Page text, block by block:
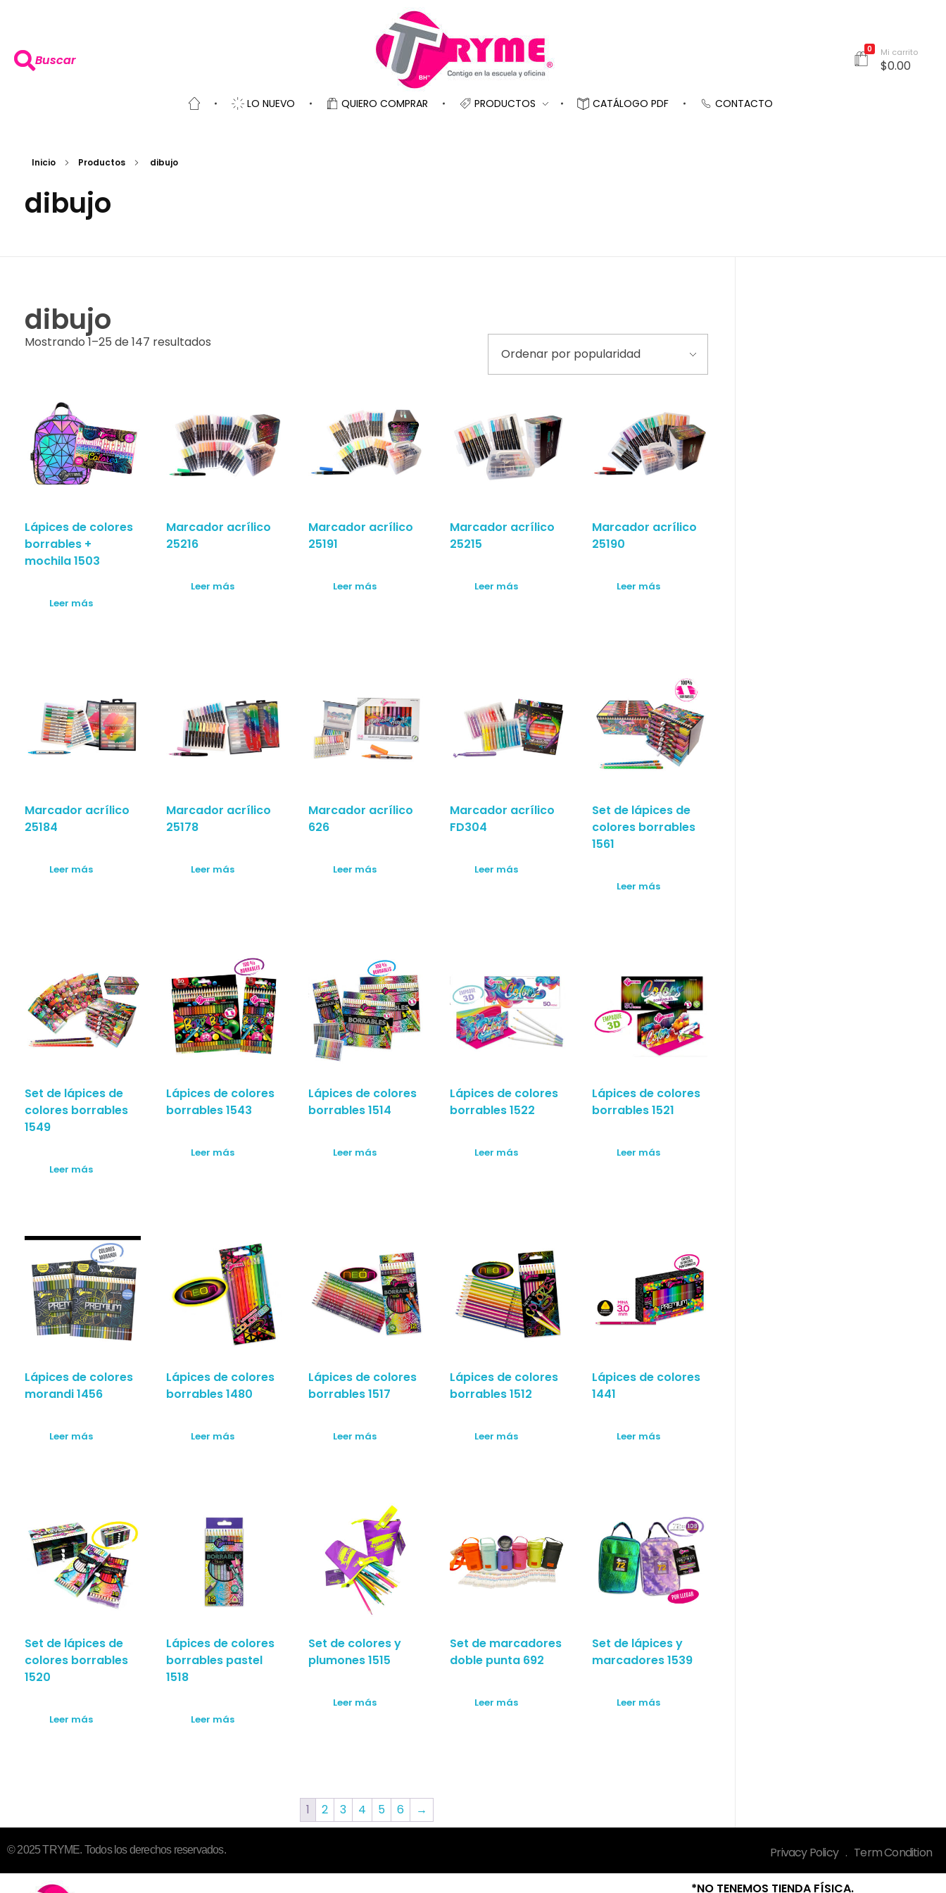
Buscar
TRYME
Catálogo de productos para la escuela y oficina
LO NUEVO QUIERO COMPRAR PRODUCTOS CATÁLOGO PDF CONTACTO
0 Mi carrito
$0.00
Inicio Productos dibujo
dibujo
dibujo
Mostrando 1–25 de 147 resultados
Lápices de colores
borrables +
mochila 1503
Leer más
Marcador acrílico
25216
Leer más
Marcador acrílico
25191
Leer más
Marcador acrílico
25215
Leer más
Marcador acrílico
25190
Leer más
Marcador acrílico
25184
Leer más
Marcador acrílico
25178
Leer más
Marcador acrílico
626
Leer más
Marcador acrílico
FD304
Leer más
Set de lápices de
colores borrables
1561
Leer más
Set de lápices de
colores borrables
1549
Leer más
Lápices de colores
borrables 1543
Leer más
Lápices de colores
borrables 1514
Leer más
Lápices de colores
borrables 1522
Leer más
Lápices de colores
borrables 1521
Leer más
Lápices de colores
morandi 1456
Leer más
Lápices de colores
borrables 1480
Leer más
Lápices de colores
borrables 1517
Leer más
Lápices de colores
borrables 1512
Leer más
Lápices de colores
1441
Leer más
Set de lápices de
colores borrables
1520
Leer más
Lápices de colores
borrables pastel
1518
Leer más
Set de colores y
plumones 1515
Leer más
Set de marcadores
doble punta 692
Leer más
Set de lápices y
marcadores 1539
Leer más
1 2 3 4 5 6 →
© 2025 TRYME. Todos los derechos reservados. Privacy Policy . Term Condition
*NO TENEMOS TIENDA FÍSICA.